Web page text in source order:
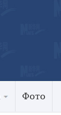
Фото